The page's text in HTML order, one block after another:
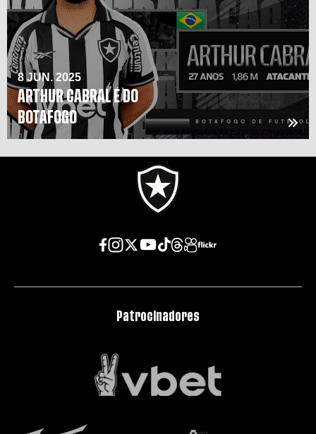
8 JUN. 2025
ARTHUR CABRAL É DO
BOTAFOGO
Patrocinadores